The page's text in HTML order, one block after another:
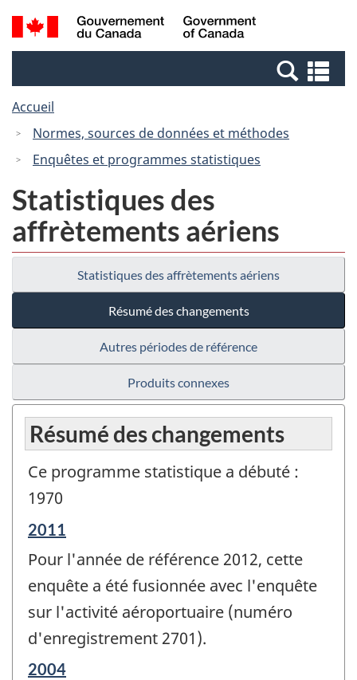
Passer
au
Passer
à
Canada
Recherche
et
et
Accueil
Normes, sources de données et méthodes
Enquêtes et programmes statistiques
Statistiques des
affrètements aériens
Statistiques des affrètements aériens
Résumé des changements
Autres périodes de référence
Produits connexes
Résumé des changements
Ce programme statistique a débuté :
1970
Période
référence
de
changement
-
2011
Pour l'année de référence 2012, cette
enquête a été fusionnée avec l'enquête
sur l'activité aéroportuaire (numéro
d'enregistrement 2701).
Période
2004